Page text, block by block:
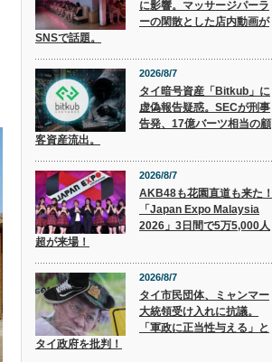
に影響。マッサージパーラ
ーの閑散とした店内動画が
SNSで話題。
2026/8/7
タイ暗号資産「Bitkub」に
虚偽報告疑惑。SECが刑事
告発、17億バーツ相当の顧
客資産流出。
2026/8/7
AKB48も花園直道も来た！
「Japan Expo Malaysia
2026」3日間で5万5,000人
超が来場！
2026/8/7
タイ市民団体、ミャンマー
大統領受け入れに抗議。
「軍政に正当性与える」と
タイ政府を批判！